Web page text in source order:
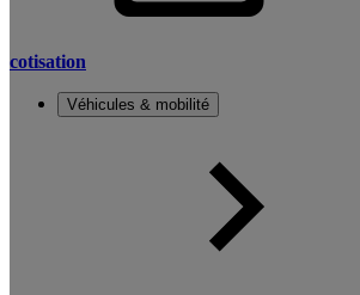
cotisation
Véhicules & mobilité